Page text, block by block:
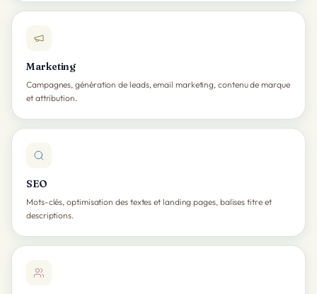
Marketing
Campagnes, génération de leads, email marketing, contenu de marque
et attribution.
SEO
Mots-clés, optimisation des textes et landing pages, balises titre et
descriptions.